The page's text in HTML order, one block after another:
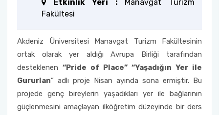
Etkinlik Yeri : Manavgat Turizm
Fakültesi
Akdeniz Üniversitesi Manavgat Turizm Fakültesinin
ortak olarak yer aldığı Avrupa Birliği tarafından
desteklenen “Pride of Place” “Yaşadığın Yer ile
Gururlan” adlı proje Nisan ayında sona ermiştir. Bu
projede genç bireylerin yaşadıkları yer ile bağlarının
güçlenmesini amaçlayan ilköğretim düzeyinde bir ders
Fakülte Kurulu
Danışma Kurulu
Mezun Komisyonu
YÖKAK Akreditasyon ve Kalite Koordinasyon
Birimi